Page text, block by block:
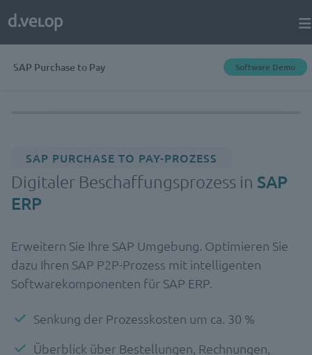
SAP Purchase to Pay Software Demo
SAP PURCHASE TO PAY-PROZESS
Digitaler Beschaffungs­prozess in SAP
ERP
Erweitern Sie Ihre SAP Umgebung. Optimieren Sie
dazu Ihren SAP P2P-Prozess mit intelligenten
Softwarekomponenten für SAP ERP.
Senkung der Prozesskosten um ca. 30 %
Überblick über Bestellungen, Rechnungen,